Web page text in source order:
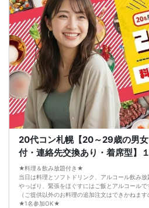
20代コン札幌【20～29歳の男
付・連絡先交換あり・着席型】
★料理＆飲み放題付き★
当日は料理とソフトドリンク、アルコール飲み放
やっぱり、緊張をほぐすにはご飯とアルコールで
（ご提供以外のお料理の追加注文はできかねます
★1名参加OK★